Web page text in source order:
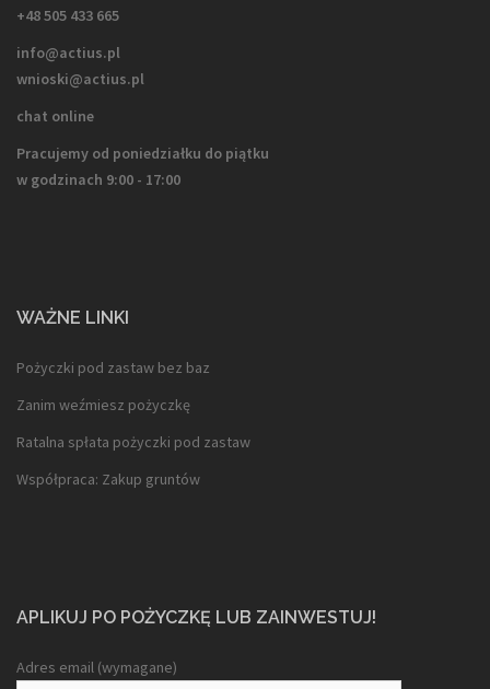
+48 505 433 665
info@actius.pl
wnioski@actius.pl
chat online
Pracujemy od poniedziałku do piątku
w godzinach 9:00 - 17:00
WAŻNE LINKI
Pożyczki pod zastaw bez baz
Zanim weźmiesz pożyczkę
Ratalna spłata pożyczki pod zastaw
Współpraca: Zakup gruntów
APLIKUJ PO POŻYCZKĘ LUB ZAINWESTUJ!
Adres email (wymagane)